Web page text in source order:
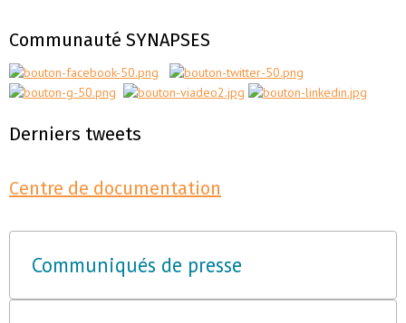
Communauté SYNAPSES
Derniers tweets
Centre de documentation
Communiqués de presse